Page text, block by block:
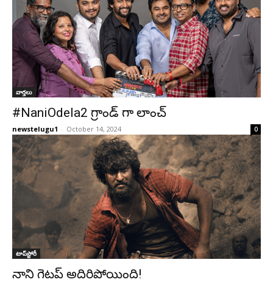
వార్తలు
#NaniOdela2 గ్రాండ్ గా లాంచ్
newstelugu1 - October 14, 2024 0
టాప్‌స్టోరీ
నాని గెట‌ప్ అదిరిపోయింది!